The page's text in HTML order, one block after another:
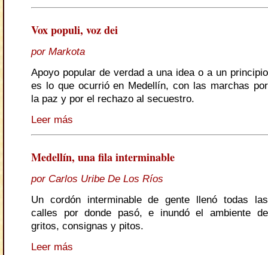
Vox populi, voz dei
por Markota
Apoyo popular de verdad a una idea o a un principio
es lo que ocurrió en Medellín, con las marchas por
la paz y por el rechazo al secuestro.
Leer más
Medellín, una fila interminable
por Carlos Uribe De Los Ríos
Un cordón interminable de gente llenó todas las
calles por donde pasó, e inundó el ambiente de
gritos, consignas y pitos.
Leer más